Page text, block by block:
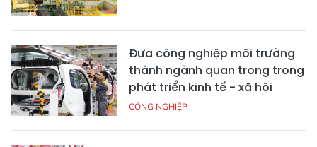
Đưa công nghiệp môi trường
thành ngành quan trọng trong
phát triển kinh tế - xã hội
CÔNG NGHIỆP